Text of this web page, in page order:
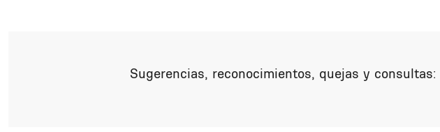
Sugerencias, reconocimientos, quejas y consultas: